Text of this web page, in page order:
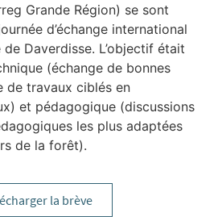
Grande Région) se sont
d’échange international
Daverdisse. L’objectif était
(échange de bonnes
de travaux ciblés en
et pédagogique (discussions
les plus adaptées
de la forêt).
la brève